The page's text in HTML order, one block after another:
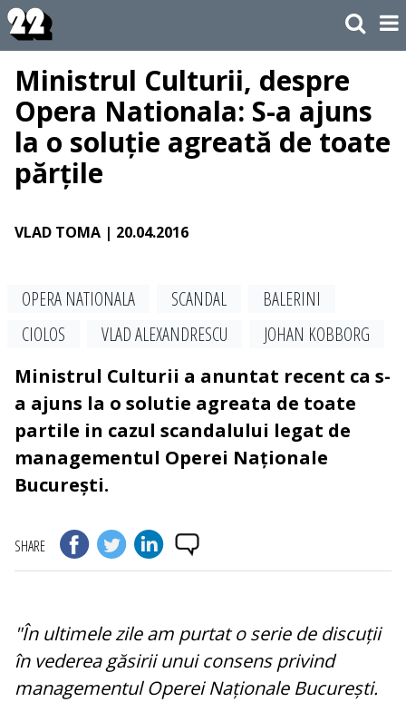
Ministrul Culturii, despre
Opera Nationala: S-a ajuns
la o soluție agreată de toate
părțile
VLAD TOMA | 20.04.2016
OPERA NATIONALA SCANDAL
BALERINI
CIOLOS
VLAD ALEXANDRESCU
JOHAN KOBBORG
Ministrul Culturii a anuntat recent ca s-
a ajuns la o solutie agreata de toate
partile in cazul scandalului legat de
managementul Operei Naționale
București.
SHARE
"În ultimele zile am purtat o serie de discuții
în vederea găsirii unui consens privind
managementul Operei Naționale București.